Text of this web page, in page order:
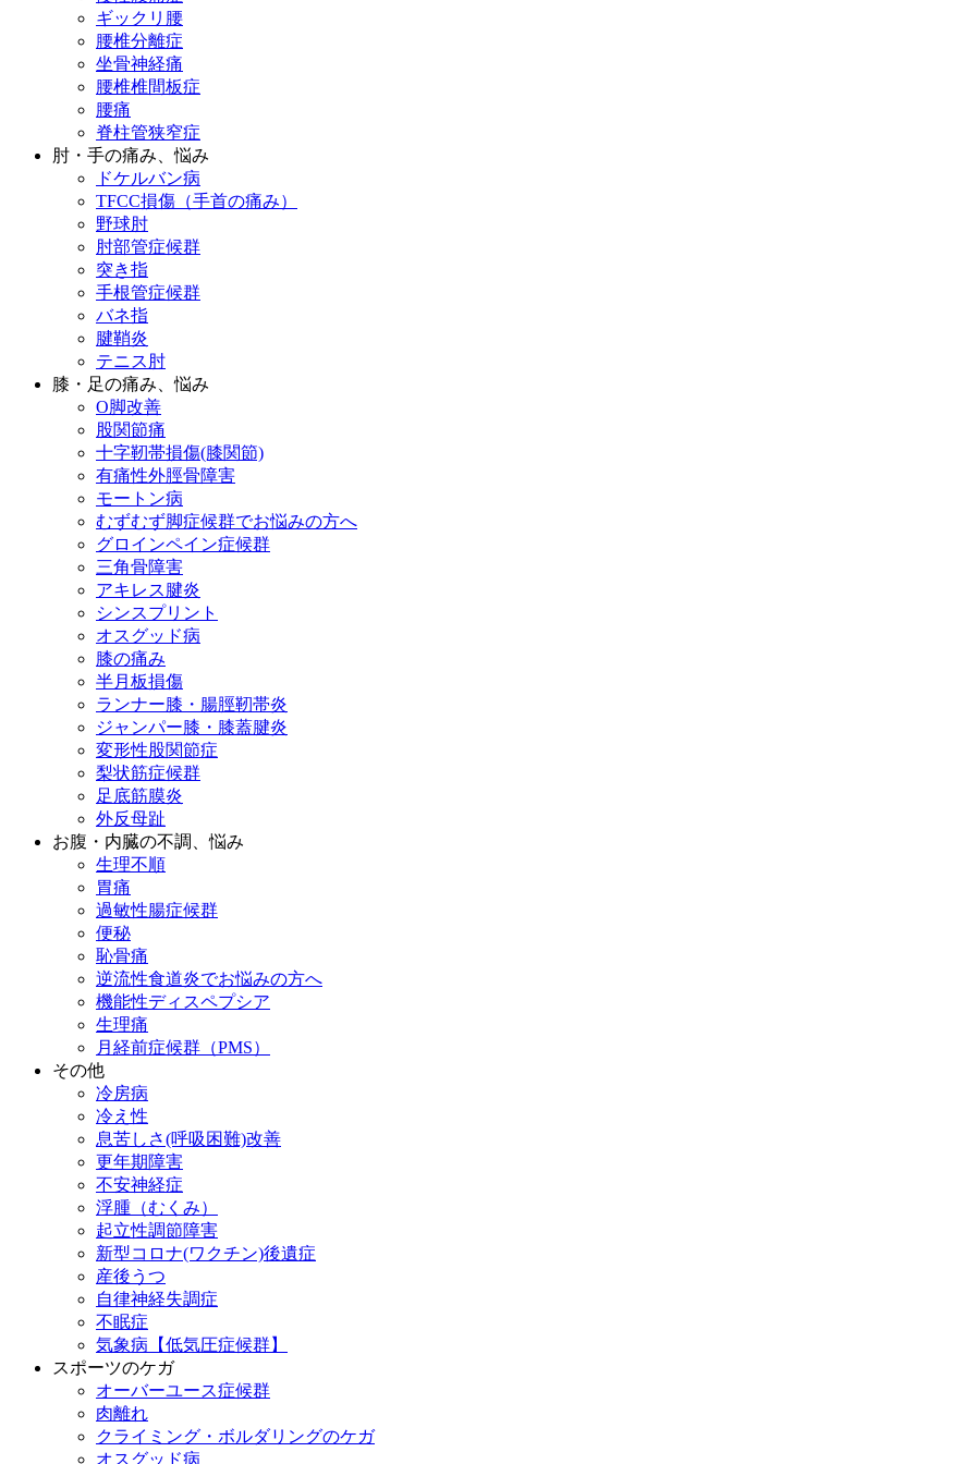
ギックリ腰
腰椎分離症
坐骨神経痛
腰椎椎間板症
腰痛
脊柱管狭窄症
肘・手の痛み、悩み
ドケルバン病
TFCC損傷（手首の痛み）
野球肘
肘部管症候群
突き指
手根管症候群
バネ指
腱鞘炎
テニス肘
膝・足の痛み、悩み
O脚改善
股関節痛
十字靭帯損傷(膝関節)
有痛性外脛骨障害
モートン病
むずむず脚症候群でお悩みの方へ
グロインペイン症候群
三角骨障害
アキレス腱炎
シンスプリント
オスグッド病
膝の痛み
半月板損傷
ランナー膝・腸脛靭帯炎
ジャンパー膝・膝蓋腱炎
変形性股関節症
梨状筋症候群
足底筋膜炎
外反母趾
お腹・内臓の不調、悩み
生理不順
胃痛
過敏性腸症候群
便秘
恥骨痛
逆流性食道炎でお悩みの方へ
機能性ディスペプシア
生理痛
月経前症候群（PMS）
その他
冷房病
冷え性
息苦しさ(呼吸困難)改善
更年期障害
不安神経症
浮腫（むくみ）
起立性調節障害
新型コロナ(ワクチン)後遺症
産後うつ
自律神経失調症
不眠症
気象病【低気圧症候群】
スポーツのケガ
オーバーユース症候群
肉離れ
クライミング・ボルダリングのケガ
オスグッド病